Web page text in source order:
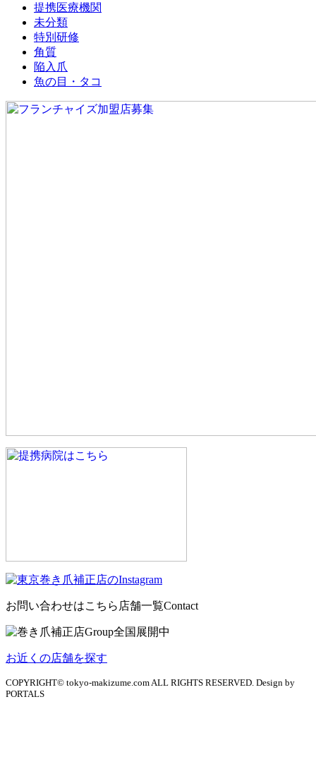
提携医療機関
未分類
特別研修
角質
陥入爪
魚の目・タコ
お問い合わせはこちら 店舗一覧Contact
お近くの店舗を探す
COPYRIGHT© tokyo-makizume.com ALL RIGHTS RESERVED. Design by
PORTALS